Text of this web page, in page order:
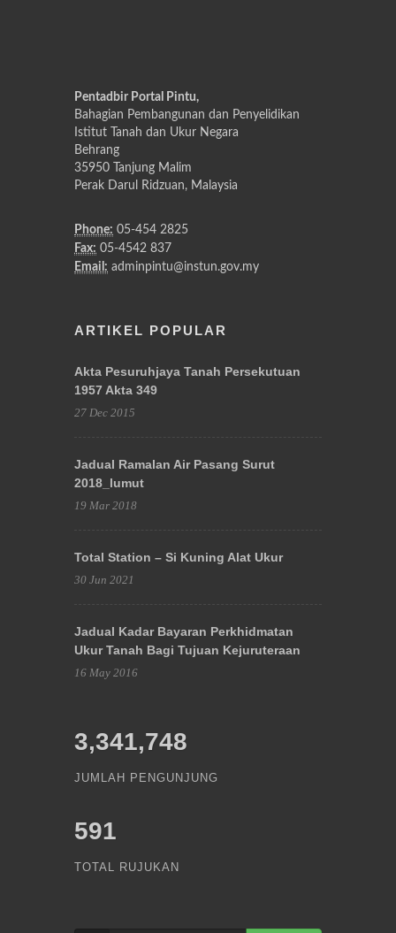
Pentadbir Portal Pintu,
Bahagian Pembangunan dan Penyelidikan
Istitut Tanah dan Ukur Negara
Behrang
35950 Tanjung Malim
Perak Darul Ridzuan, Malaysia
Phone: 05-454 2825
Fax: 05-4542 837
Email: adminpintu@instun.gov.my
ARTIKEL POPULAR
Akta Pesuruhjaya Tanah Persekutuan
1957 Akta 349
27 Dec 2015
Jadual Ramalan Air Pasang Surut
2018_lumut
19 Mar 2018
Total Station – Si Kuning Alat Ukur
30 Jun 2021
Jadual Kadar Bayaran Perkhidmatan
Ukur Tanah Bagi Tujuan Kejuruteraan
16 May 2016
3,341,748
JUMLAH PENGUNJUNG
591
TOTAL RUJUKAN